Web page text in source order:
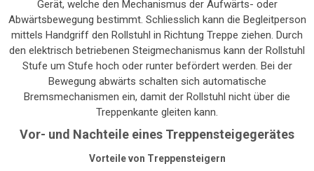
Gerät, welche den Mechanismus der Aufwärts- oder
Abwärtsbewegung bestimmt. Schliesslich kann die Begleitperson
mittels Handgriff den Rollstuhl in Richtung Treppe ziehen. Durch
den elektrisch betriebenen Steigmechanismus kann der Rollstuhl
Stufe um Stufe hoch oder runter befördert werden. Bei der
Bewegung abwärts schalten sich automatische
Bremsmechanismen ein, damit der Rollstuhl nicht über die
Treppenkante gleiten kann.
Vor- und Nachteile eines Treppensteigegerätes
Vorteile von Treppensteigern